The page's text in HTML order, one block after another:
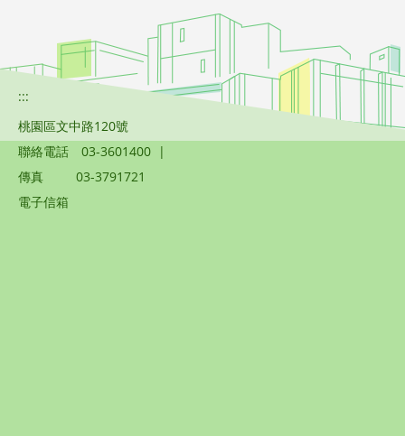
:::
桃園區文中路120號
聯絡電話
03-3601400 |
傳真
03-3791721
電子信箱